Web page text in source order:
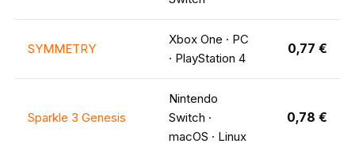
SYMMETRY
Xbox One · PC
· PlayStation 4
0,77 €
Sparkle 3 Genesis
Nintendo
Switch ·
macOS · Linux
0,78 €